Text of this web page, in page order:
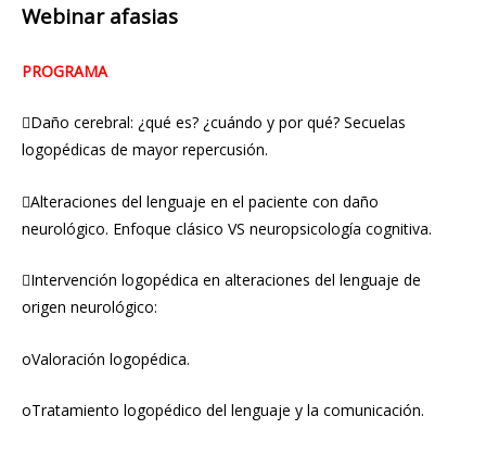
Webinar afasias
PROGRAMA
Daño cerebral: ¿qué es? ¿cuándo y por qué? Secuelas
logopédicas de mayor repercusión.
Alteraciones del lenguaje en el paciente con daño
neurológico. Enfoque clásico VS neuropsicología cognitiva.
Intervención logopédica en alteraciones del lenguaje de
origen neurológico:
oValoración logopédica.
oTratamiento logopédico del lenguaje y la comunicación.